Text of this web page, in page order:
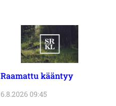
Raamattu kääntyy
6.8.2026 09:45